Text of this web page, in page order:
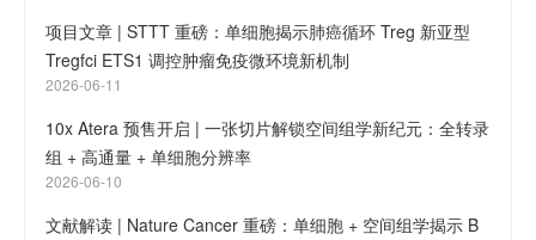
项目文章 | STTT 重磅：单细胞揭示肺癌循环 Treg 新亚型
Tregfci ETS1 调控肿瘤免疫微环境新机制
2026-06-11
10x Atera 预售开启 | 一张切片解锁空间组学新纪元：全转录
组 + 高通量 + 单细胞分辨率
2026-06-10
文献解读 | Nature Cancer 重磅：单细胞 + 空间组学揭示 B